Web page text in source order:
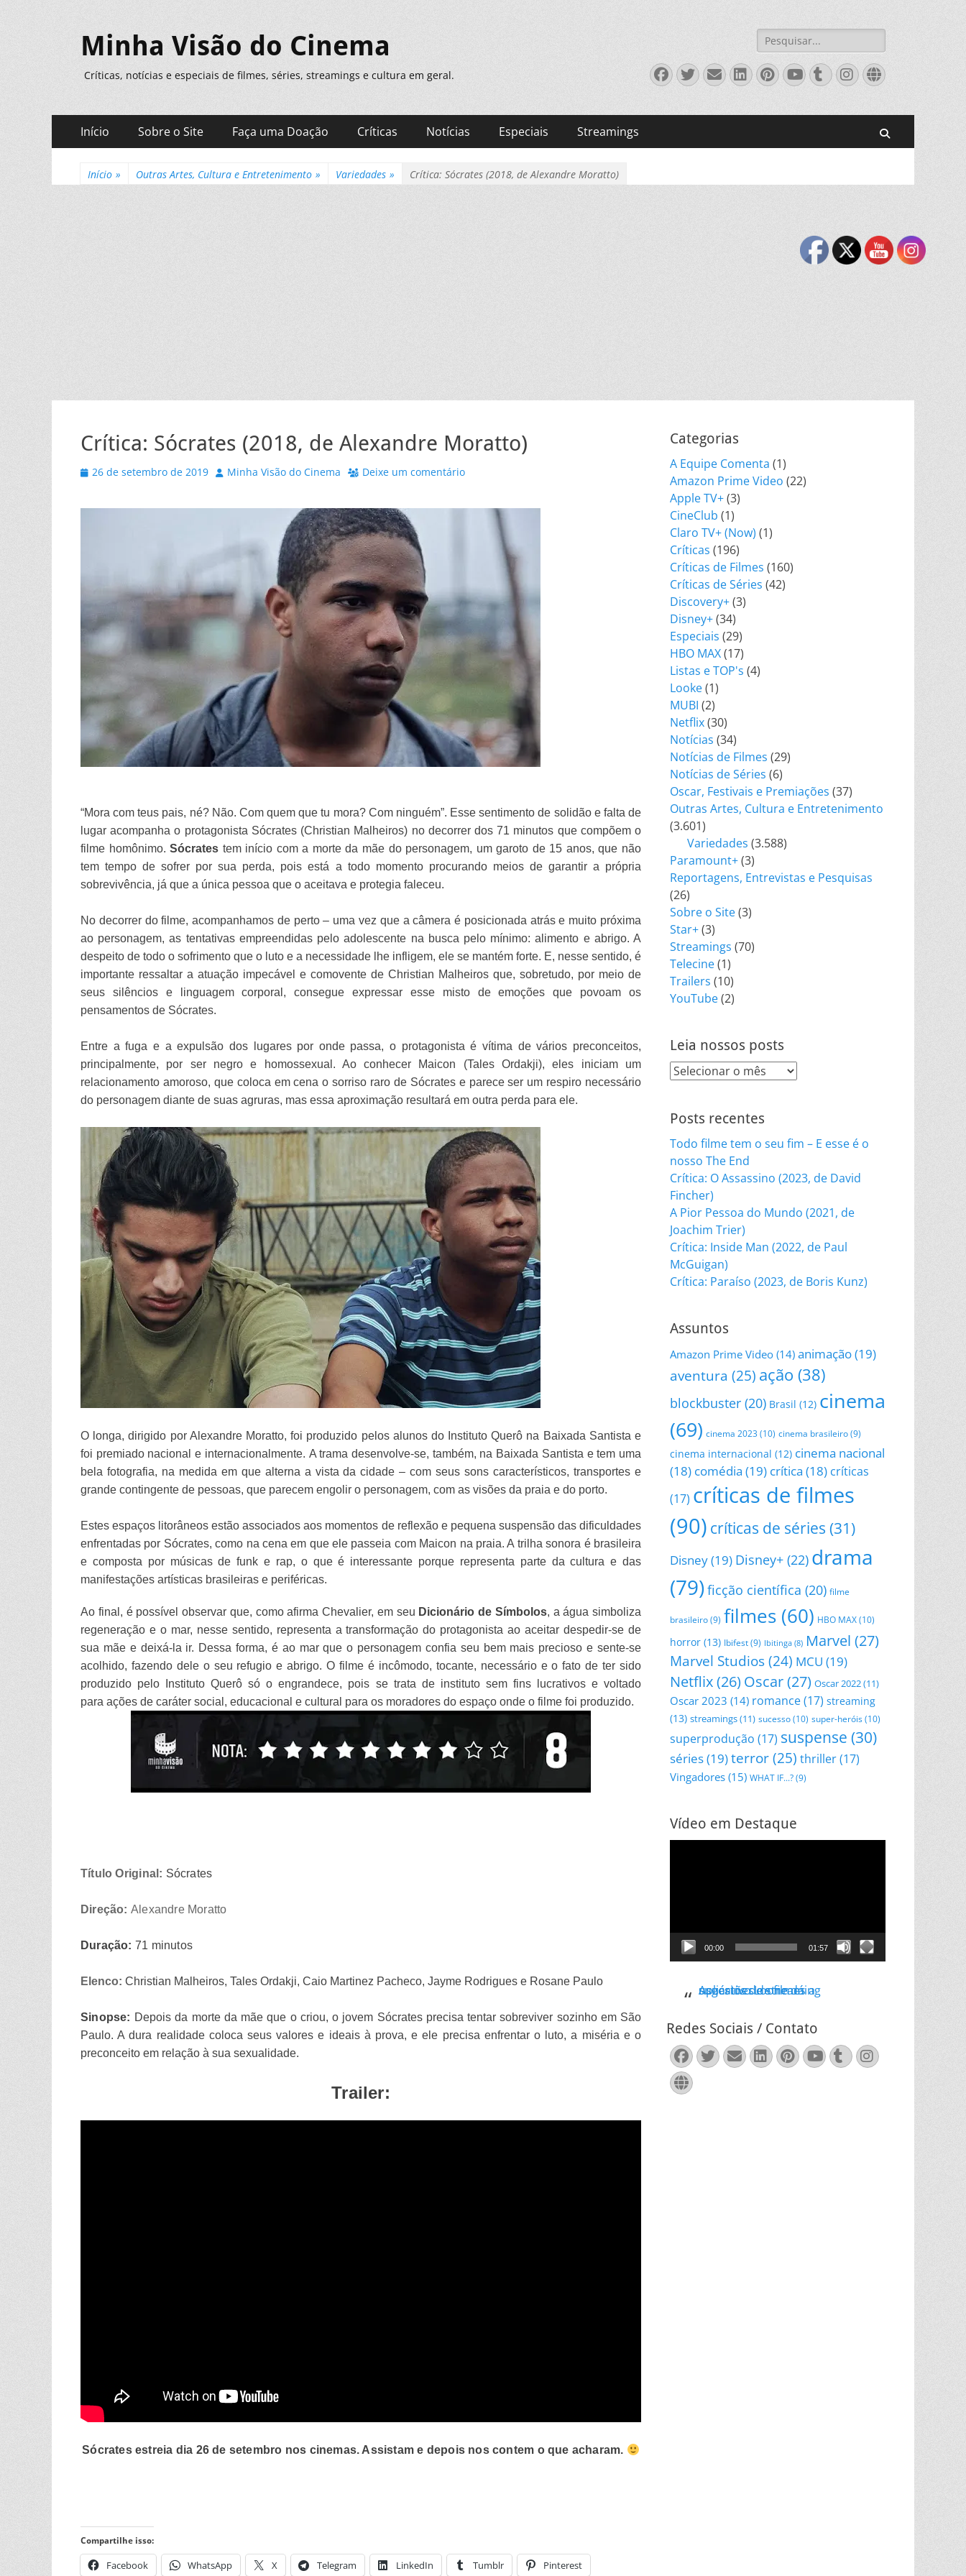
Minha Visão do Cinema
Críticas, notícias e especiais de filmes, séries, streamings e cultura em geral.
Pesquisar
por:
Facebook
Twitter
EmailLinkedIn
Pinterest
YouTube
Tumblr
Instagram
Website
Menu
principal
Pular
para
conteúdo
Início Sobre o Site Faça uma Doação Críticas Notícias Especiais Streamings
Início » Outras Artes, Cultura e Entretenimento » Variedades » Crítica: Sócrates (2018, de Alexandre Moratto)
Crítica: Sócrates (2018, de Alexandre Moratto)
Posted
26 de setembro de 2019 AutorMinha Visão do Cinema Deixe um comentário
“Mora com teus pais, né? Não. Com quem que tu mora? Com ninguém”. Esse sentimento de solidão e falta de
lugar acompanha o protagonista Sócrates (Christian Malheiros) no decorrer dos 71 minutos que compõem o
filme homônimo.Sócrates tem início com a morte da mãe do personagem, um garoto de 15 anos, que não
tem tempo de sofrer por sua perda, pois está a todo momento procurando meios de garantir a própria
sobrevivência, já que a única pessoa que o aceitava e protegia faleceu.
No decorrer do filme, acompanhamos de perto – uma vez que a câmera é posicionada atrás e muito próxima
ao personagem, as tentativas empreendidas pelo adolescente na busca pelo mínimo: alimento e abrigo. A
despeito de todo o sofrimento que o luto e a necessidade lhe infligem, ele se mantém forte. E, nesse sentido, é
importante ressaltar a atuação impecável e comovente de Christian Malheiros que, sobretudo, por meio de
seus silêncios e linguagem corporal, consegue expressar esse misto de emoções que povoam os
pensamentos de Sócrates.
Entre a fuga e a expulsão dos lugares por onde passa, o protagonista é vítima de vários preconceitos,
principalmente, por ser negro e homossexual. Ao conhecer Maicon (Tales Ordakji), eles iniciam um
relacionamento amoroso, que coloca em cena o sorriso raro de Sócrates e parece ser um respiro necessário
do personagem diante de suas agruras, mas essa aproximação resultará em outra perda para ele.
O longa, dirigido por Alexandre Moratto, foi produzido pelos alunos do Instituto Querô na Baixada Santista e
foi premiado nacional e internacionalmente. A trama desenvolve-se, também, na Baixada Santista e tem uma
bela fotografia, na medida em que alterna a vista da cidade – com seus sons característicos, transportes e
grande contingente de pessoas, que parecem engolir o personagem, com as visões da praia e do porto.
Estes espaços litorâneos estão associados aos momentos de reflexão e pequena suspensão das dificuldades
enfrentadas por Sócrates, como na cena em que ele passeia com Maicon na praia. A trilha sonora é brasileira
e composta por músicas de funk e rap, o que é interessante porque representa parte da cultura e das
manifestações artísticas brasileiras e periféricas.
Ao final, é possível observar que, como afirma Chevalier, em seu Dicionário de Símbolos, a água simboliza
regeneração e o mar, nesse sentido, representa a transformação do protagonista ao aceitar despedir-se de
sua mãe e deixá-la ir. Dessa forma, é ao mar que o personagem confia seu bem mais precioso e sente-se
acolhido, fazendo dele o seu refugio e abrigo. O filme é incômodo, tocante, necessário e o fato de ter sido
produzido pelo Instituto Querô só o engrandece, pois se trata de instituto sem fins lucrativos e voltado
para ações de caráter social, educacional e cultural para os moradores do espaço onde o filme foi produzido.
Título Original: Sócrates
Direção: Alexandre Moratto
Duração: 71 minutos
Elenco: Christian Malheiros, Tales Ordakji, Caio Martinez Pacheco, Jayme Rodrigues e Rosane Paulo
Sinopse: Depois da morte da mãe que o criou, o jovem Sócrates precisa tentar sobreviver sozinho em São
Paulo. A dura realidade coloca seus valores e ideais à prova, e ele precisa enfrentar o luto, a miséria e o
preconceito em relação à sua sexualidade.
Trailer:
Sócrates estreia dia 26 de setembro nos cinemas. Assistam e depois nos contem o que acharam.
Compartilhe isso:
Facebook WhatsApp X Telegram LinkedIn Tumblr Pinterest
Categorias
A Equipe Comenta (1)
Amazon Prime Video (22)
Apple TV+(3)
CineClub (1)
Claro TV+ (Now) (1)
Críticas (196)
Críticas de Filmes (160)
Críticas de Séries (42)
Discovery+(3)
Disney+(34)
Especiais (29)
HBO MAX(17)
Listas e TOP's (4)
Looke(1)
MUBI (2)
Netflix(30)
Notícias (34)
Notícias de Filmes (29)
Notícias de Séries (6)
Oscar, Festivais e Premiações (37)
Outras Artes, Cultura e Entretenimento
(3.601)
Variedades (3.588)
Paramount+(3)
Reportagens, Entrevistas e Pesquisas
(26)
Sobre o Site(3)
Star+(3)
Streamings (70)
Telecine(1)
Trailers (10)
YouTube(2)
Leia nossos posts
Leia
Posts recentes
Todo filme tem o seu fim – E esse é o
nosso The End
Crítica: O Assassino (2023, de David
Fincher)
A Pior Pessoa do Mundo (2021, de
Joachim Trier)
Crítica: Inside Man (2022, de Paul
McGuigan)
Crítica: Paraíso (2023, de Boris Kunz)
Assuntos
Amazon Prime Video (14) animação(19)
aventura (25) ação (38)
blockbuster (20) Brasil (12) cinema
(69) cinema 2023(10) cinema brasileiro (9)
cinema internacional (12) cinema nacional
(18) comédia (19) crítica (18) críticas
(17) críticas de filmes
(90) críticas de séries (31)
Disney(19) Disney+ (22) drama
(79)ficção científica (20) filme
brasileiro (9) filmes (60) HBO MAX(10)
horror (13) Ibifest (9) Ibitinga (8) Marvel (27)
Marvel Studios(24) MCU (19)
Netflix(26) Oscar(27) Oscar 2022(11)
Oscar 2023 (14) romance(17) streaming
(13) streamings(11) sucesso(10) super-heróis(10)
superprodução (17) suspense (30)
séries(19)terror(25) thriller(17)
Vingadores (15) WHAT IF...? (9)
Vídeo em Destaque
00:00 01:57
Aplicativo Loone dá sugestões de filmes a usuários de streaming
Redes Sociais / Contato
Facebook
Twitter
EmailLinkedIn
Pinterest
YouTube
TumblrInstagram
Website